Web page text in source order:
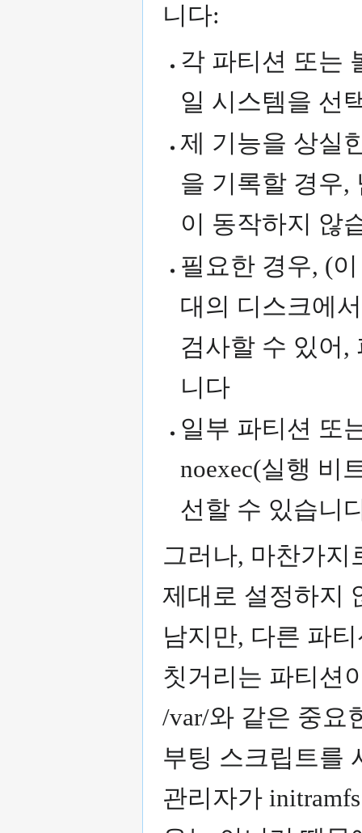
니다:
각 파티션 또는
일 시스템을 선
제 기능을 상실
을 기록할 경우,
이 동작하지 않
필요한 경우, (
대의 디스크에
검사할 수 있어,
니다
일부 파티션 또
noexec(실행 비
선할 수 있습니
그러나, 마찬가지
제대로 설정하지
남지만, 다른 파
칫거리는 파티션
/var/와 같은 중요
부팅 스크립트를
관리자가